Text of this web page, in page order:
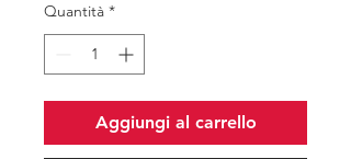
Quantità *
Aggiungi al carrello